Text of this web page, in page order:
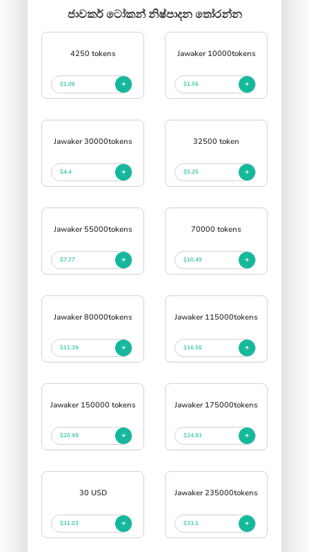
ජාවකර් ටෝකන් නිෂ්පාදන තෝරන්න
4250 tokens
$1.06
Jawaker 10000tokens
$1.56
Jawaker 30000tokens
$4.4
32500 token
$5.25
Jawaker 55000tokens
$7.77
70000 tokens
$10.49
Jawaker 80000tokens
$11.39
Jawaker 115000tokens
$16.56
Jawaker 150000 tokens
$20.99
Jawaker 175000tokens
$24.83
30 USD
$31.03
Jawaker 235000tokens
$33.1